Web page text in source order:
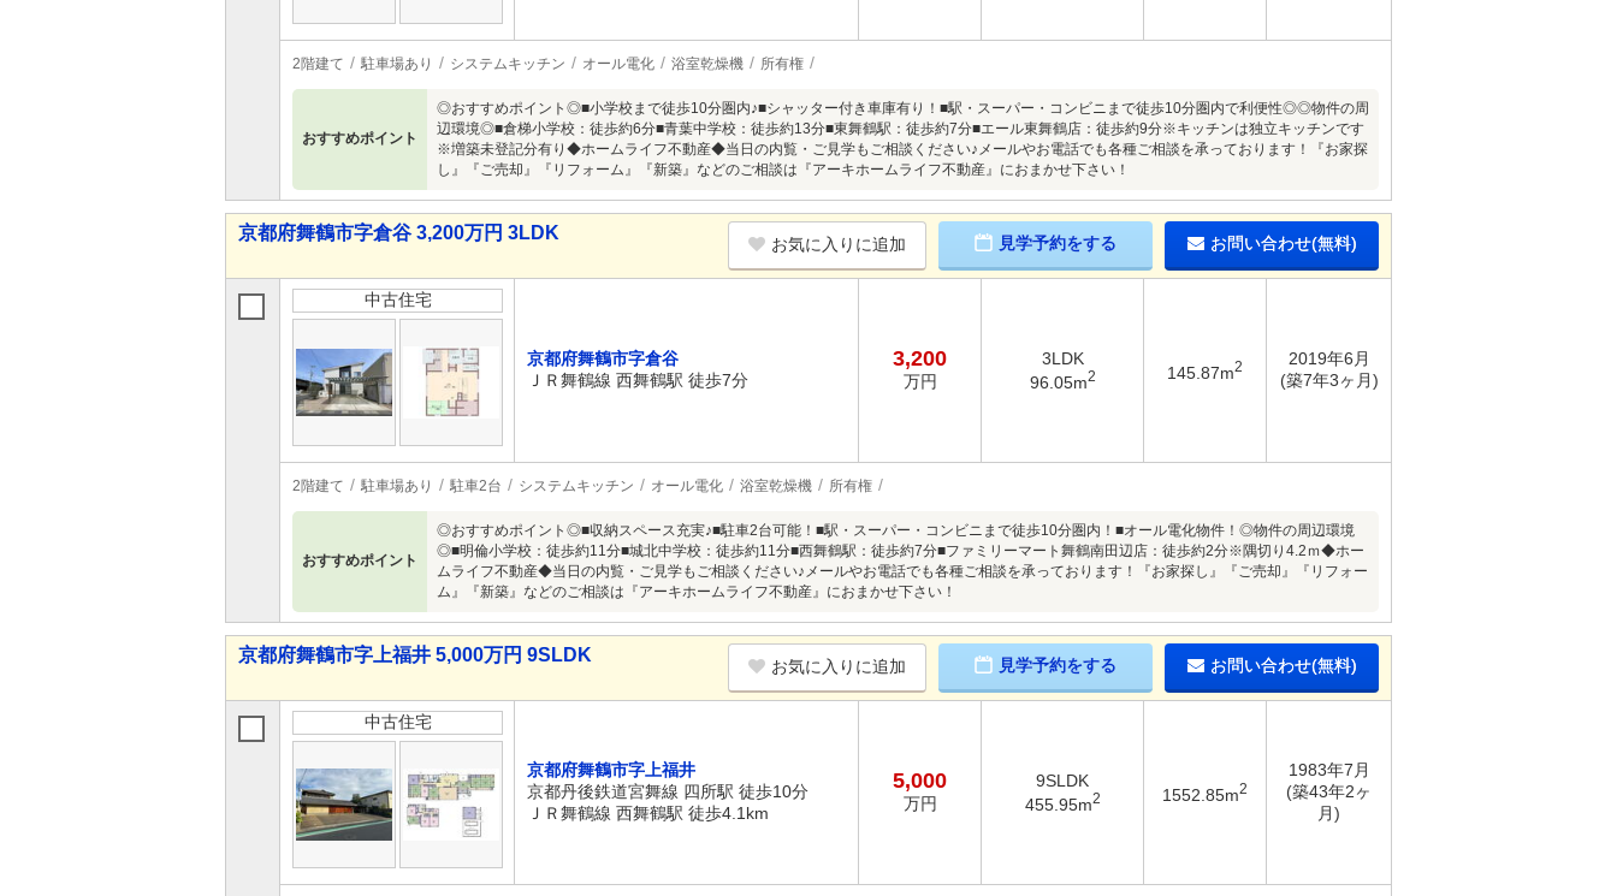
2階建て 駐車場あり システムキッチン オール電化 浴室乾燥機 所有権
おすすめポイント
◎おすすめポイント◎■小学校まで徒歩10分圏内♪■シャッター付き車庫有り！■駅・スーパー・コンビニまで徒歩10分圏内で利便性◎◎物件の周
辺環境◎■倉梯小学校：徒歩約6分■青葉中学校：徒歩約13分■東舞鶴駅：徒歩約7分■エール東舞鶴店：徒歩約9分※キッチンは独立キッチンです
※増築未登記分有り◆ホームライフ不動産◆当日の内覧・ご見学もご相談ください♪メールやお電話でも各種ご相談を承っております！『お家探
し』『ご売却』『リフォーム』『新築』などのご相談は『アーキホームライフ不動産』におまかせ下さい！
京都府舞鶴市字倉谷 3,200万円 3LDK
お気に入りに追加 見学予約をする お問い合わせ(無料)
中古住宅
京都府舞鶴市字倉谷
ＪＲ舞鶴線 西舞鶴駅 徒歩7分
3,200
万円
3LDK
96.05m2 145.87m2
2019年6月
(築7年3ヶ月)
2階建て 駐車場あり 駐車2台 システムキッチン オール電化 浴室乾燥機 所有権
おすすめポイント
◎おすすめポイント◎■収納スペース充実♪■駐車2台可能！■駅・スーパー・コンビニまで徒歩10分圏内！■オール電化物件！◎物件の周辺環境
◎■明倫小学校：徒歩約11分■城北中学校：徒歩約11分■西舞鶴駅：徒歩約7分■ファミリーマート舞鶴南田辺店：徒歩約2分※隅切り4.2ｍ◆ホー
ムライフ不動産◆当日の内覧・ご見学もご相談ください♪メールやお電話でも各種ご相談を承っております！『お家探し』『ご売却』『リフォー
ム』『新築』などのご相談は『アーキホームライフ不動産』におまかせ下さい！
京都府舞鶴市字上福井 5,000万円 9SLDK
お気に入りに追加 見学予約をする お問い合わせ(無料)
中古住宅
京都府舞鶴市字上福井
京都丹後鉄道宮舞線 四所駅 徒歩10分
ＪＲ舞鶴線 西舞鶴駅 徒歩4.1km
5,000
万円
9SLDK
455.95m2 1552.85m2
1983年7月
(築43年2ヶ
月)